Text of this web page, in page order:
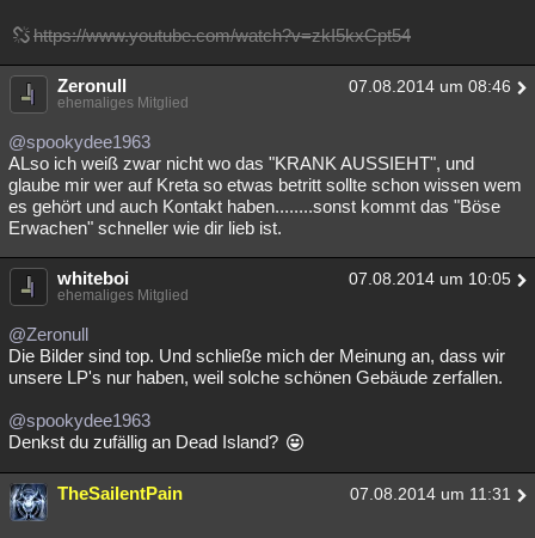
https://www.youtube.com/watch?v=zkI5kxCpt54
Zeronull 07.08.2014 um 08:46
ehemaliges Mitglied
@spookydee1963
ALso ich weiß zwar nicht wo das "KRANK AUSSIEHT", und
glaube mir wer auf Kreta so etwas betritt sollte schon wissen wem
es gehört und auch Kontakt haben........sonst kommt das "Böse
Erwachen" schneller wie dir lieb ist.
whiteboi 07.08.2014 um 10:05
ehemaliges Mitglied
@Zeronull
Die Bilder sind top. Und schließe mich der Meinung an, dass wir
unsere LP's nur haben, weil solche schönen Gebäude zerfallen.
@spookydee1963
Denkst du zufällig an Dead Island?
TheSailentPain 07.08.2014 um 11:31